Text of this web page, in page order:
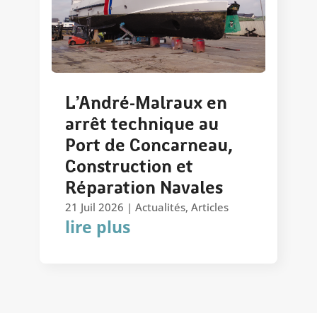
L’André-Malraux en
arrêt technique au
Port de Concarneau,
Construction et
Réparation Navales
21 Juil 2026 | Actualités, Articles
lire plus